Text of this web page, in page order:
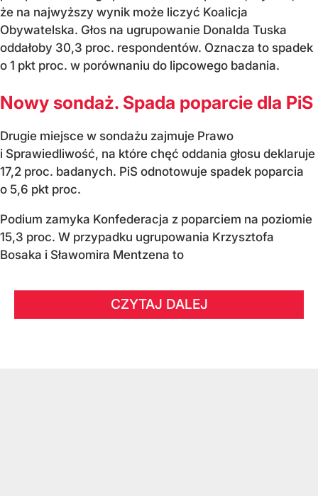
że na najwyższy wynik może liczyć Koalicja
Obywatelska. Głos na ugrupowanie Donalda Tuska
oddałoby 30,3 proc. respondentów. Oznacza to spadek
o 1 pkt proc. w porównaniu do lipcowego badania.
Nowy sondaż. Spada poparcie dla PiS
Drugie miejsce w sondażu zajmuje Prawo
i Sprawiedliwość, na które chęć oddania głosu deklaruje
17,2 proc. badanych. PiS odnotowuje spadek poparcia
o 5,6 pkt proc.
Podium zamyka Konfederacja z poparciem na poziomie
15,3 proc. W przypadku ugrupowania Krzysztofa
Bosaka i Sławomira Mentzena to
CZYTAJ DALEJ